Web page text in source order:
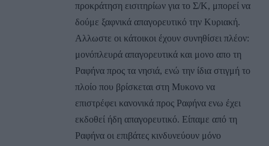
προκράτηση εισιτηρίων για το Σ/Κ, μπορεί να
δούμε ξαφνικά απαγορευτικό την Κυριακή.
Αλλωστε οι κάτοικοι έχουν συνηθίσει πλέον:
μονόπλευρά απαγορευτικά και μονο απο τη
Ραφήνα προς τα νησιά, ενώ την ίδια στιγμή το
πλοίο που βρίσκεται στη Μυκονο να
επιστρέφει κανονικά προς Ραφήνα ενω έχει
εκδοθεί ήδη απαγορευτικό. Είπαμε από τη
Ραφήνα οι επιβάτες κινδυνεύουν μόνο